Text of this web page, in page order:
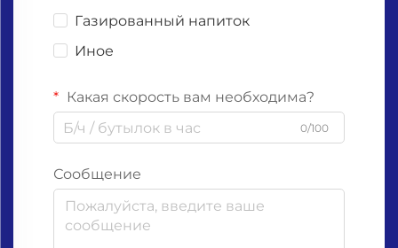
Газированный напиток
Иное
Какая скорость вам необходима?
0/100
Сообщение